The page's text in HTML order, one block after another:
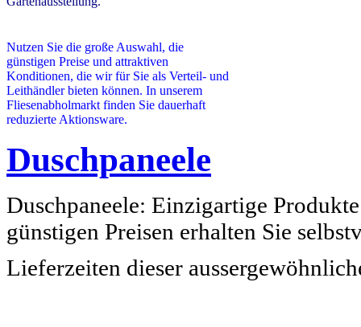
Nutzen Sie die große Auswahl, die
günstigen Preise und attraktiven
Konditionen, die wir für Sie als Verteil- und
Leithändler bieten können. In unserem
Fliesenabholmarkt finden Sie dauerhaft
reduzierte Aktionsware.
Duschpaneele
Duschpaneele: Einzigartige
günstigen Preisen erhalten Sie
Lieferzeiten dieser